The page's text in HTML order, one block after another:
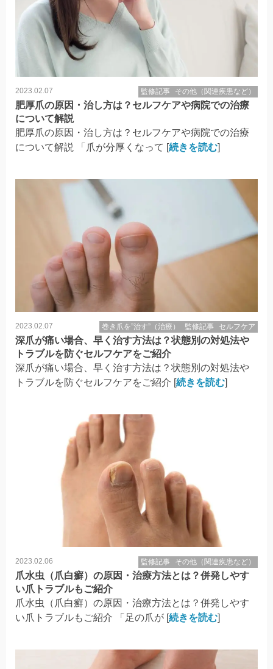
2023.02.07 監修記事 その他（関連疾患など）
肥厚爪の原因・治し方は？セルフケアや病院での治療
について解説
肥厚爪の原因・治し方は？セルフケアや病院での治療
について解説 「爪が分厚くなって [続きを読む]
2023.02.07 巻き爪を”治す”（治療） 監修記事 セルフケア
深爪が痛い場合、早く治す方法は？状態別の対処法や
トラブルを防ぐセルフケアをご紹介
深爪が痛い場合、早く治す方法は？状態別の対処法や
トラブルを防ぐセルフケアをご紹介 [続きを読む]
2023.02.06 監修記事 その他（関連疾患など）
爪水虫（爪白癬）の原因・治療方法とは？併発しやす
い爪トラブルもご紹介
爪水虫（爪白癬）の原因・治療方法とは？併発しやす
い爪トラブルもご紹介 「足の爪が [続きを読む]